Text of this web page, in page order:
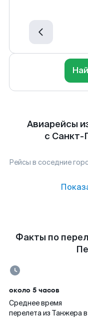
Авиарейсы
с Санкт-
Рейсы в соседние
Факты по
около 5 часов
Среднее время
перелета из Танжера в